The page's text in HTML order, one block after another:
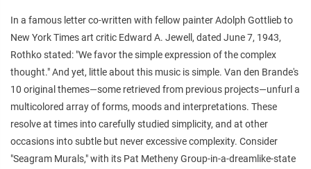
In a famous letter co-written with fellow painter Adolph Gottlieb to
New York Times art critic Edward A. Jewell, dated June 7, 1943,
Rothko stated: "We favor the simple expression of the complex
thought." And yet, little about this music is simple. Van den Brande's
10 original themes—some retrieved from previous projects—unfurl a
multicolored array of forms, moods and interpretations. These
resolve at times into carefully studied simplicity, and at other
occasions into subtle but never excessive complexity. Consider
"Seagram Murals," with its Pat Metheny Group-in-a-dreamlike-state